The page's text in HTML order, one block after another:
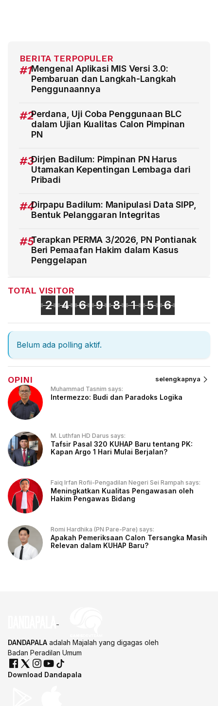
BERITA TERPOPULER
#1Mengenal Aplikasi MIS Versi 3.0:
Pembaruan dan Langkah-Langkah
Penggunaannya
#2Perdana, Uji Coba Penggunaan BLC
dalam Ujian Kualitas Calon Pimpinan
PN
#3Dirjen Badilum: Pimpinan PN Harus
Utamakan Kepentingan Lembaga dari
Pribadi
#4Dirpapu Badilum: Manipulasi Data SIPP,
Bentuk Pelanggaran Integritas
#5Terapkan PERMA 3/2026, PN Pontianak
Beri Pemaafan Hakim dalam Kasus
Penggelapan
TOTAL VISITOR
2 4 6 9 8 1 5 6
Belum ada polling aktif.
OPINI selengkapnya
Muhammad Tasnim says:
Intermezzo: Budi dan Paradoks Logika
M. Luthfan HD Darus says:
Tafsir Pasal 320 KUHAP Baru tentang PK:
Kapan Argo 1 Hari Mulai Berjalan?
Faiq Irfan Rofii-Pengadilan Negeri Sei Rampah says:
Meningkatkan Kualitas Pengawasan oleh
Hakim Pengawas Bidang
Romi Hardhika (PN Pare-Pare) says:
Apakah Pemeriksaan Calon Tersangka Masih
Relevan dalam KUHAP Baru?
DANDAPALA adalah Majalah yang digagas oleh
Badan Peradilan Umum
Download Dandapala